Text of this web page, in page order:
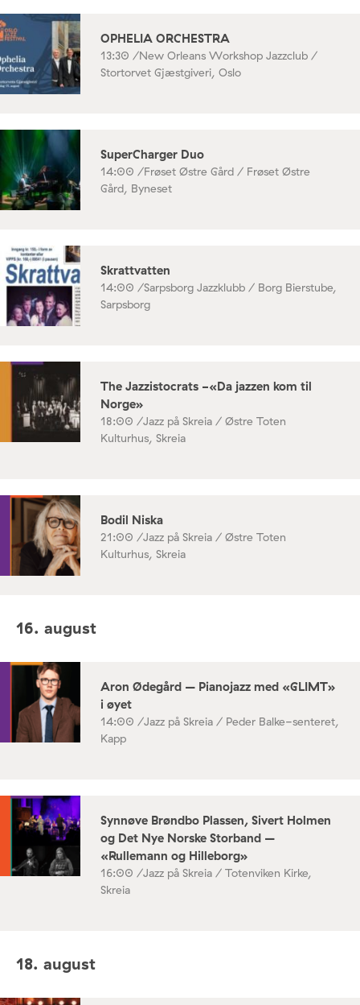
OPHELIA ORCHESTRA
13:30 /New Orleans Workshop Jazzclub /
Stortorvet Gjæstgiveri, Oslo
SuperCharger Duo
14:00 /Frøset Østre Gård / Frøset Østre
Gård, Byneset
Skrattvatten
14:00 /Sarpsborg Jazzklubb / Borg Bierstube,
Sarpsborg
The Jazzistocrats -«Da jazzen kom til
Norge»
18:00 /Jazz på Skreia / Østre Toten
Kulturhus, Skreia
Bodil Niska
21:00 /Jazz på Skreia / Østre Toten
Kulturhus, Skreia
16. august
Aron Ødegård – Pianojazz med «GLIMT»
i øyet
14:00 /Jazz på Skreia / Peder Balke-senteret,
Kapp
Synnøve Brøndbo Plassen, Sivert Holmen
og Det Nye Norske Storband –
«Rullemann og Hilleborg»
16:00 /Jazz på Skreia / Totenviken Kirke,
Skreia
18. august